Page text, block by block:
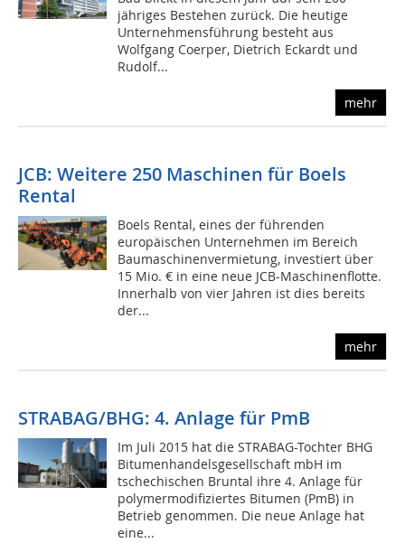
jähriges Bestehen zurück. Die heutige
Unternehmensführung besteht aus
Wolfgang Coerper, Dietrich Eckardt und
Rudolf...
mehr
JCB: Weitere 250 Maschinen für Boels
Rental
Boels Rental, eines der führenden
europäischen Unternehmen im Bereich
Baumaschinenvermietung, investiert über
15 Mio. € in eine neue JCB-Maschinenflotte.
Innerhalb von vier Jahren ist dies bereits
der...
mehr
STRABAG/BHG: 4. Anlage für PmB
Im Juli 2015 hat die STRABAG-Tochter BHG
Bitumenhandelsgesellschaft mbH im
tschechischen Bruntal ihre 4. Anlage für
polymermodifiziertes Bitumen (PmB) in
Betrieb genommen. Die neue Anlage hat
eine...